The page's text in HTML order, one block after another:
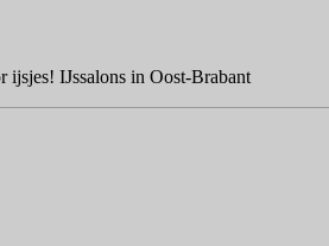
ijsjes! IJssalons in Oost-Brabant